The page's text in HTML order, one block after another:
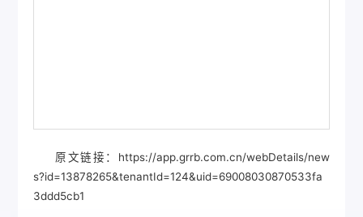
原文链接：https://app.grrb.com.cn/webDetails/new
s?id=13878265&tenantId=124&uid=69008030870533fa
3ddd5cb1